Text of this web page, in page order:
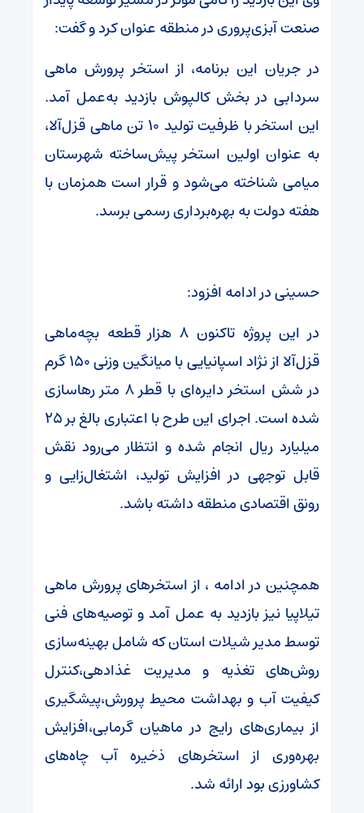
صنعت آبزی‌پروری در منطقه عنوان کرد و گفت:
در جریان این برنامه، از استخر پرورش ماهی
سردابی در بخش کالپوش بازدید به‌عمل آمد.
این استخر با ظرفیت تولید ۱۰ تن ماهی قزل‌آلا،
به عنوان اولین استخر پیش‌ساخته شهرستان
میامی شناخته می‌شود و قرار است همزمان با
هفته دولت به بهره‌برداری رسمی برسد.
حسینی در ادامه افزود:
در این پروژه تاکنون ۸ هزار قطعه بچه‌ماهی
قزل‌آلا از نژاد اسپانیایی با میانگین وزنی ۱۵۰ گرم
در شش استخر دایره‌ای با قطر ۸ متر رهاسازی
شده است. اجرای این طرح با اعتباری بالغ بر ۲۵
میلیارد ریال انجام شده و انتظار می‌رود نقش
قابل توجهی در افزایش تولید، اشتغال‌زایی و
رونق اقتصادی منطقه داشته باشد.
همچنین در ادامه ، از استخرهای پرورش ماهی
تیلاپیا نیز بازدید به عمل آمد و توصیه‌های فنی
توسط مدیر شیلات استان که شامل بهینه‌سازی
روش‌های تغذیه و مدیریت غذادهی،کنترل
کیفیت آب و بهداشت محیط پرورش،پیشگیری
از بیماری‌های رایج در ماهیان گرمابی،افزایش
بهره‌وری از استخرهای ذخیره آب چاه‌های
کشاورزی بود ارائه شد.